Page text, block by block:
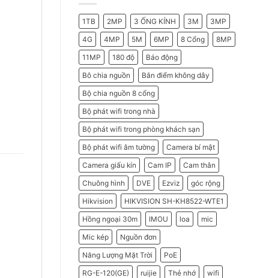
2026
Do
Doanh
Nghiệp
Nên
Chọn
Máy
Chấm
Công
Hikvision
1TB 2MP 3 ỐNG KÍNH 3M
3MP
4G
4MP 5M 6MP 8 Cổng
8MP
11MP
180 độ
Báo động
Bô chia nguồn
Bắn điểm không dây
Bộ chia nguồn 8 cổng
Bộ phát wifi trong nhà
Bộ phát wifi trong phòng khách sạn
Bộ phát wifi âm tường
Camera bí mật
Camera giấu kín
Cam IP
Cam thân
Chuông hình
DVE Ezviz
góc rộng
Hikvision
HIKVISION SH-KH8522-WTE1
Hồng ngoại 30m
IMOU loa
mic
Mic kép
Nguồn đơn
Năng Lượng Mặt Trời
PoE
RG-E-120(GE)
ruijie Thẻ nhớ
wifi